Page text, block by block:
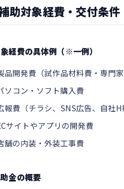
助対象経費・交付条
経費の具体例（※一例）
品開発費（試作品材料費・専門家
ソコン・ソフト購入費
報費（チラシ、SNS広告、自社
サイトやアプリの開発費
舗の内装・外装工事費
金の概要